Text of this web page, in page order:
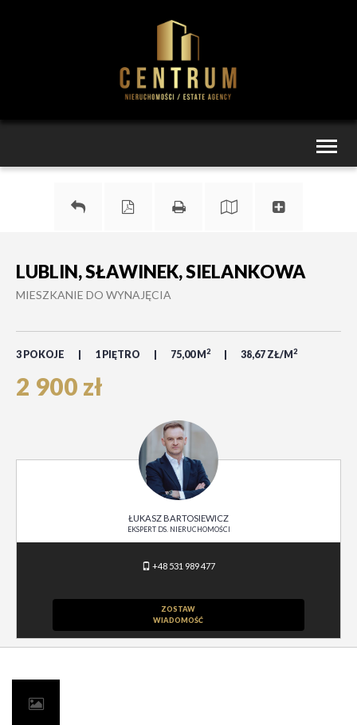
LUBLIN, SŁAWINEK, SIELANKOWA
MIESZKANIE DO WYNAJĘCIA
3 POKOJE 1 PIĘTRO 75,00 M 2 38,67 ZŁ/M 2
2 900 zł
ŁUKASZ BARTOSIEWICZ
EKSPERT DS. NIERUCHOMOŚCI
+48 531 989 477
ZOSTAW
WIADOMOŚĆ